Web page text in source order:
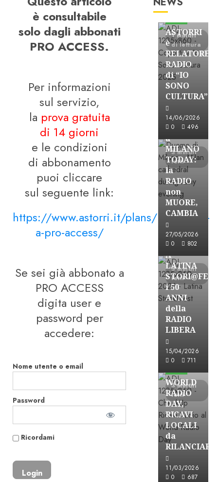
è consultabile
solo dagli abbonati
PRO ACCESS.
Per informazioni
sul servizio,
la prova gratuita
di 14 giorni
e le condizioni
di abbonamento
puoi cliccare
sul seguente link:
https://www.astorri.it/plans/iscrizione-
a-pro-access/
Se sei già abbonato a
PRO ACCESS
digita user e
password per
accedere:
Nome utente o email
Password
Ricordami
1 minuti
di lettura
Astorri News
ASTORRI
è
RELATORE
RADIO
di “IO
SONO
CULTURA”
14/06/2026
0
496
3 minuti
letti
FREE
ASTORRI
a
MILANO
TODAY:
la
RADIO
non
MUORE,
CAMBIA
27/05/2026
0
802
3 minuti
letti
Astorri News
FREE
A
LATINA
i 50
ANNI
della
RADIO
LIBERA
15/04/2026
0
711
3 minuti
letti
Astorri News
WORLD
RADIO
DAY,
RICAVI
LOCALI
da
RILANCIARE
11/03/2026
0
687
Astorri News
FREE